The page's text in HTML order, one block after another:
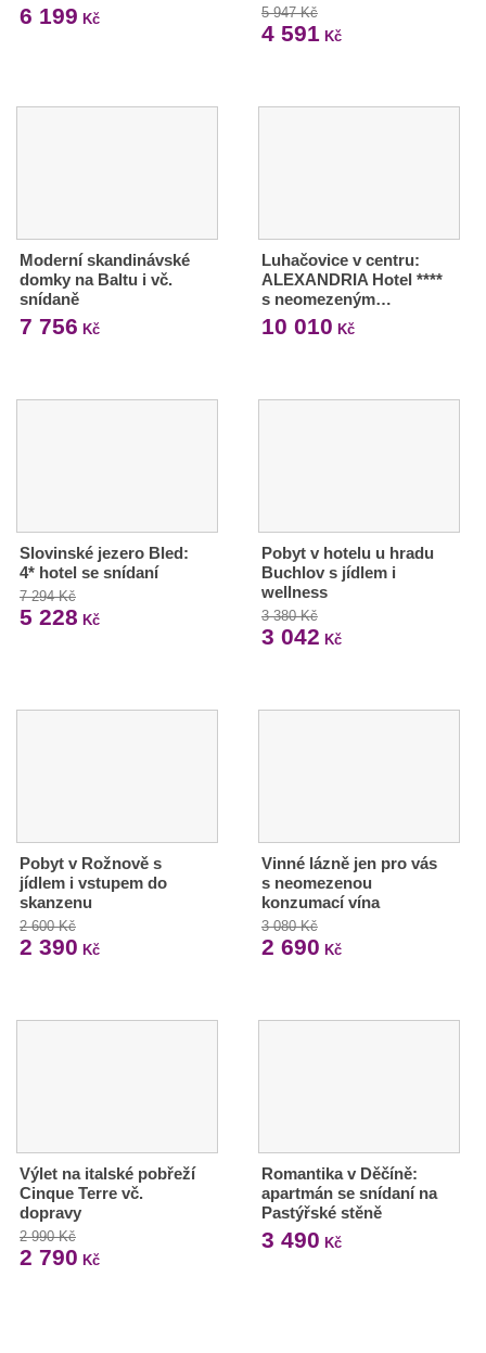
6 199 Kč 5 947 Kč
4 591 Kč
Moderní skandinávské
domky na Baltu i vč.
snídaně
7 756 Kč
Luhačovice v centru:
ALEXANDRIA Hotel ****
s neomezeným…
10 010 Kč
Slovinské jezero Bled:
4* hotel se snídaní
7 294 Kč
5 228 Kč
Pobyt v hotelu u hradu
Buchlov s jídlem i
wellness
3 380 Kč
3 042 Kč
Pobyt v Rožnově s
jídlem i vstupem do
skanzenu
2 600 Kč
2 390 Kč
Vinné lázně jen pro vás
s neomezenou
konzumací vína
3 080 Kč
2 690 Kč
Výlet na italské pobřeží
Cinque Terre vč.
dopravy
2 990 Kč
2 790 Kč
Romantika v Děčíně:
apartmán se snídaní na
Pastýřské stěně
3 490 Kč